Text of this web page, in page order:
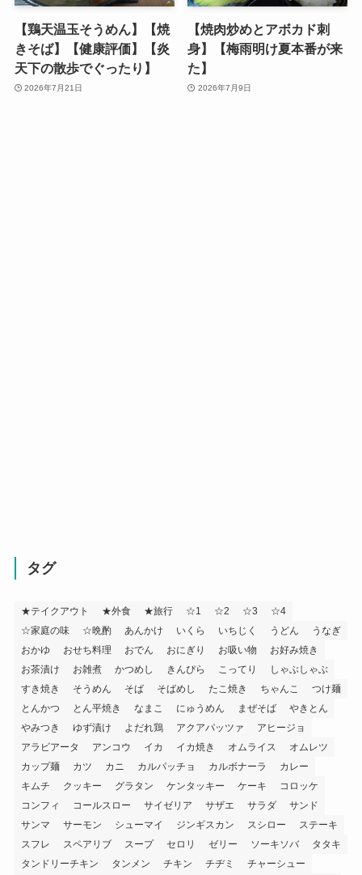
【鶏天温玉そうめん】【焼
きそば】【健康評価】【炎
天下の散歩でぐったり】
2026年7月21日
【焼肉炒めとアボカド刺
身】【梅雨明け夏本番が来
た】
2026年7月9日
タグ
★テイクアウト ★外食 ★旅行 ☆1 ☆2 ☆3
☆4
☆家庭の味
☆晩酌 あんかけ いくら いちじく うどん
うなぎ
おかゆ
おせち料理 おでん おにぎり お吸い物
お好み焼き
お茶漬け
お雑煮 かつめし きんぴら こってり
しゃぶしゃぶ
すき焼き
そうめん そば そばめし たこ焼き ちゃんこ
つけ麺
とんかつ
とん平焼き なまこ にゅうめん まぜそば
やきとん
やみつき
ゆず漬け よだれ鶏 アクアパッツァ
アヒージョ
アラビアータ
アンコウ イカ イカ焼き オムライス
オムレツ
カップ麺
カツ カニ カルパッチョ カルボナーラ
カレー
キムチ
クッキー グラタン ケンタッキー ケーキ
コロッケ
コンフィ
コールスロー サイゼリア サザエ サラダ
サンド
サンマ
サーモン シューマイ ジンギスカン スシロー
ステーキ
スフレ
スペアリブ スープ セロリ ゼリー ソーキソバ
タタキ
タンドリーチキン
タンメン チキン チヂミ
チャーシュー